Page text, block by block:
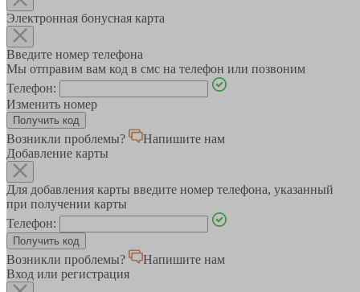
Электронная бонусная карта
Введите номер телефона
Мы отправим вам код в смс на телефон или позвоним
Телефон:
Изменить номер
Возникли проблемы?
Напишите нам
Добавление карты
Для добавления карты введите номер телефона, указанный
при получении карты
Телефон:
Возникли проблемы?
Напишите нам
Вход или регистрация